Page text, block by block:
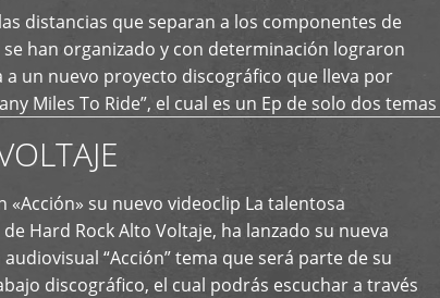
distancias que separan a los componentes de
se han organizado y con determinación lograron
a un nuevo proyecto discográfico que lleva por
Miles To Ride”, el cual es un Ep de solo dos temas
[…]
«Acción» su nuevo videoclip La talentosa
Hard Rock Alto Voltaje, ha lanzado su nueva
“Acción” tema que será parte de su
discográfico, el cual podrás escuchar a través